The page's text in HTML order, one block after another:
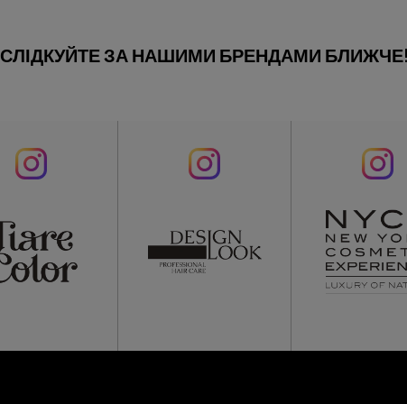
СЛІДКУЙТЕ ЗА НАШИМИ БРЕНДАМИ